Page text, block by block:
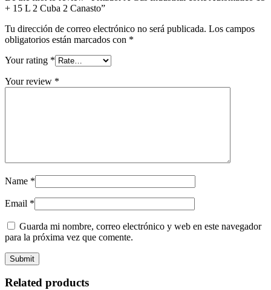
+ 15 L 2 Cuba 2 Canasto”
Tu dirección de correo electrónico no será publicada. Los campos
obligatorios están marcados con *
Your rating *
Your review *
Name *
Email *
Guarda mi nombre, correo electrónico y web en este navegador
para la próxima vez que comente.
Related products